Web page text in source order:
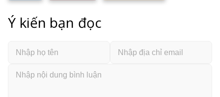
Ý kiến bạn đọc